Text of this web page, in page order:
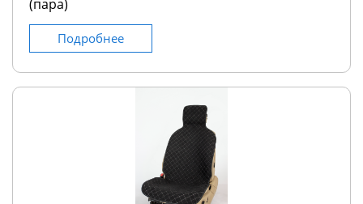
(пара)
Подробнее